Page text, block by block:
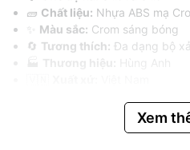
🧱 Chất liệu: Nhựa ABS mạ
Màu sắc: Crom sáng bóng
🔄 Tương thích: Đa dạng bộ
Thương hiệu:
Hùng Anh
⭐ Ưu điểm nổi
Xem